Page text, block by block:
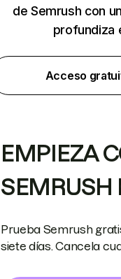
de Semrush con
profundiza
Acceso
EMPIEZA
SEMRUSH
Prueba Semrush
siete días. Cancela